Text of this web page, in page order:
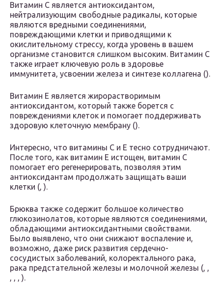
Витамин C является антиоксидантом,
нейтрализующим свободные радикалы, которые
являются вредными соединениями,
повреждающими клетки и приводящими к
окислительному стрессу, когда уровень в вашем
организме становится слишком высоким. Витамин C
также играет ключевую роль в здоровье
иммунитета, усвоении железа и синтезе коллагена ().
Витамин E является жирорастворимым
антиоксидантом, который также борется с
повреждениями клеток и помогает поддерживать
здоровую клеточную мембрану ().
Интересно, что витамины C и E тесно сотрудничают.
После того, как витамин E истощен, витамин C
помогает его регенерировать, позволяя этим
антиоксидантам продолжать защищать ваши
клетки (, ).
Брюква также содержит большое количество
глюкозинолатов, которые являются соединениями,
обладающими антиоксидантными свойствами.
Было выявлено, что они снижают воспаление и,
возможно, даже риск развития сердечно-
сосудистых заболеваний, колоректального рака,
рака предстательной железы и молочной железы (, ,
, , , ).